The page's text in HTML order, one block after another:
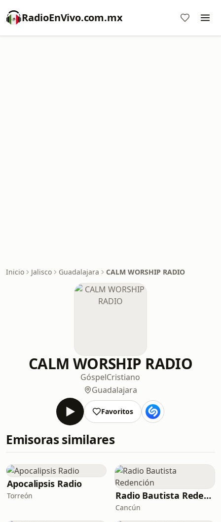
RadioEnVivo.com.mx
Inicio Jalisco Guadalajara CALM WORSHIP RADIO
CALM WORSHIP RADIO
GóspelCristiano
Guadalajara
Favoritos
Emisoras similares
Apocalipsis Radio
Torreón Radio Bautista Redención
Cancún